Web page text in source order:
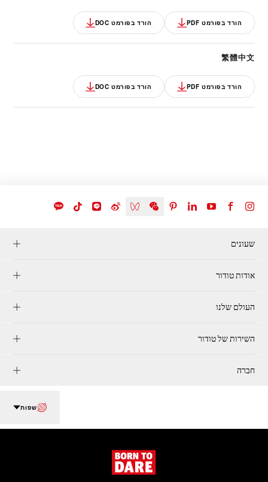
הורד בפורמט PDF הורד בפורמט DOC
繁體中文
הורד בפורמט PDF הורד בפורמט DOC
שעונים
אודות טודור
העולם שלנו
השירות של טודור
חברה
שפות